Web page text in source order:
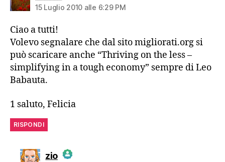
15 Luglio 2010 alle 6:29 PM
Ciao a tutti!
Volevo segnalare che dal sito migliorati.org si
può scaricare anche “Thriving on the less –
simplifying in a tough economy” sempre di Leo
Babauta.
1 saluto, Felicia
RISPONDI
ziodice: